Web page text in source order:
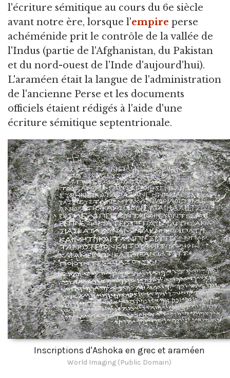
l'écriture sémitique au cours du 6e siècle
avant notre ère, lorsque l'empire perse
achéménide prit le contrôle de la vallée de
l'Indus (partie de l'Afghanistan, du Pakistan
et du nord-ouest de l'Inde d'aujourd'hui).
L'araméen était la langue de l'administration
de l'ancienne Perse et les documents
officiels étaient rédigés à l'aide d'une
écriture sémitique septentrionale.
Inscriptions d'Ashoka en grec et araméen
World Imaging (Public Domain)